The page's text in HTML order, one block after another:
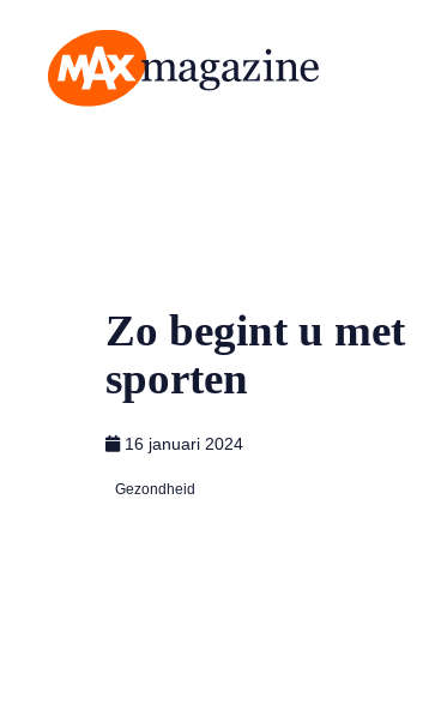
Zo begint u met
sporten
16 januari 2024
Gezondheid